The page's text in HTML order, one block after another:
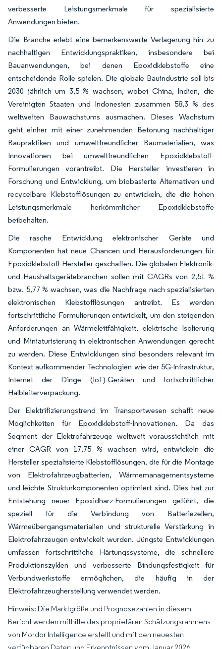
verbesserte Leistungsmerkmale für spezialisierte
Anwendungen bieten.
Die Branche erlebt eine bemerkenswerte Verlagerung hin zu
nachhaltigen Entwicklungspraktiken, insbesondere bei
Bauanwendungen, bei denen Epoxidklebstoffe eine
entscheidende Rolle spielen. Die globale Bauindustrie soll bis
2030 jährlich um 3,5 % wachsen, wobei China, Indien, die
Vereinigten Staaten und Indonesien zusammen 58,3 % des
weltweiten Bauwachstums ausmachen. Dieses Wachstum
geht einher mit einer zunehmenden Betonung nachhaltiger
Baupraktiken und umweltfreundlicher Baumaterialien, was
Innovationen bei umweltfreundlichen Epoxidklebstoff-
Formulierungen vorantreibt. Die Hersteller investieren in
Forschung und Entwicklung, um biobasierte Alternativen und
recycelbare Klebstofflösungen zu entwickeln, die die hohen
Leistungsmerkmale herkömmlicher Epoxidklebstoffe
beibehalten.
Die rasche Entwicklung elektronischer Geräte und
Komponenten hat neue Chancen und Herausforderungen für
Epoxidklebstoff-Hersteller geschaffen. Die globalen Elektronik-
und Haushaltsgerätebranchen sollen mit CAGRs von 2,51 %
bzw. 5,77 % wachsen, was die Nachfrage nach spezialisierten
elektronischen Klebstofflösungen antreibt. Es werden
fortschrittliche Formulierungen entwickelt, um den steigenden
Anforderungen an Wärmeleitfähigkeit, elektrische Isolierung
und Miniaturisierung in elektronischen Anwendungen gerecht
zu werden. Diese Entwicklungen sind besonders relevant im
Kontext aufkommender Technologien wie der 5G-Infrastruktur,
Internet der Dinge (IoT)-Geräten und fortschrittlicher
Halbleiterverpackung.
Der Elektrifizierungstrend im Transportwesen schafft neue
Möglichkeiten für Epoxidklebstoff-Innovationen. Da das
Segment der Elektrofahrzeuge weltweit voraussichtlich mit
einer CAGR von 17,75 % wachsen wird, entwickeln die
Hersteller spezialisierte Klebstofflösungen, die für die Montage
von Elektrofahrzeugbatterien, Wärmemanagementsysteme
und leichte Strukturkomponenten optimiert sind. Dies hat zur
Entstehung neuer Epoxidharz-Formulierungen geführt, die
speziell für die Verbindung von Batteriezellen,
Wärmeübergangsmaterialien und strukturelle Verstärkung in
Elektrofahrzeugen entwickelt wurden. Jüngste Entwicklungen
umfassen fortschrittliche Härtungssysteme, die schnellere
Produktionszyklen und verbesserte Bindungsfestigkeit für
Verbundwerkstoffe ermöglichen, die häufig in der
Elektrofahrzeugherstellung verwendet werden.
Hinweis: Die Marktgröße und Prognosezahlen in diesem
Bericht werden mithilfe des proprietären Schätzungsrahmens
von Mordor Intelligence erstellt und mit den neuesten